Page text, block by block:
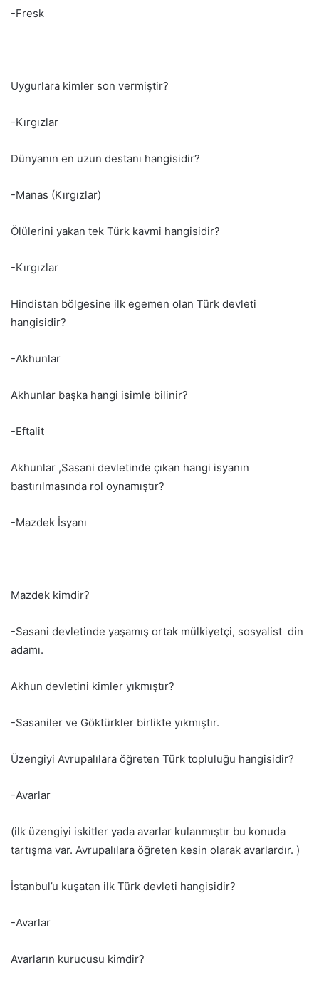
-Fresk
Uygurlara kimler son vermiştir?
-Kırgızlar
Dünyanın en uzun destanı hangisidir?
-Manas (Kırgızlar)
Ölülerini yakan tek Türk kavmi hangisidir?
-Kırgızlar
Hindistan bölgesine ilk egemen olan Türk devleti
hangisidir?
-Akhunlar
Akhunlar başka hangi isimle bilinir?
-Eftalit
Akhunlar ,Sasani devletinde çıkan hangi isyanın
bastırılmasında rol oynamıştır?
-Mazdek İsyanı
Mazdek kimdir?
-Sasani devletinde yaşamış ortak mülkiyetçi, sosyalist din
adamı.
Akhun devletini kimler yıkmıştır?
-Sasaniler ve Göktürkler birlikte yıkmıştır.
Üzengiyi Avrupalılara öğreten Türk topluluğu hangisidir?
-Avarlar
(ilk üzengiyi iskitler yada avarlar kulanmıştır bu konuda
tartışma var. Avrupalılara öğreten kesin olarak avarlardır. )
İstanbul’u kuşatan ilk Türk devleti hangisidir?
-Avarlar
Avarların kurucusu kimdir?